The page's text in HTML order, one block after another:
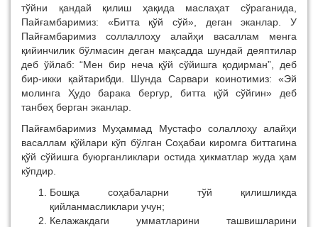
тўйни қандай қилиш ҳақида маслаҳат сўраганида,
Пайғамбаримиз: «Битта қўй сўй», деган эканлар. У
Пайғамбаримиз соллаллоҳу алайҳи васаллам менга
қийинчилик бўлмасин деган мақсадда шундай деяптилар
деб ўйлаб: “Мен бир неча қўй сўйишга қодирман”, деб
бир-икки қайтарибди. Шунда Сарвари коинотимиз: «Эй
молинга Ҳудо барака бергур, битта қўй сўйгин» деб
танбеҳ берган эканлар.
Пайғамбаримиз Муҳаммад Мустафо солаллоҳу алайҳи
васаллам қўйлари кўп бўлган Соҳабаи киромга биттагина
қўй сўйишга буюрганликлари остида ҳикматлар жуда ҳам
кўпдир.
Бошқа соҳабаларни тўй қилишликда
қийланмасликлари учун;
Келажакдаги умматларини ташвишларини